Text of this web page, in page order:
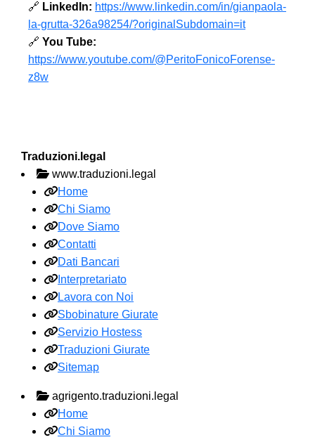
🔗 LinkedIn: https://www.linkedin.com/in/gianpaola-
la-grutta-326a98254/?originalSubdomain=it
🔗 You Tube:
https://www.youtube.com/@PeritoFonicoForense-
z8w
Traduzioni.legal
www.traduzioni.legal
Home
Chi Siamo
Dove Siamo
Contatti
Dati Bancari
Interpretariato
Lavora con Noi
Sbobinature Giurate
Servizio Hostess
Traduzioni Giurate
Sitemap
agrigento.traduzioni.legal
Home
Chi Siamo